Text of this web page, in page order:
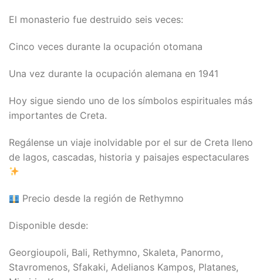
El monasterio fue destruido seis veces:
Cinco veces durante la ocupación otomana
Una vez durante la ocupación alemana en 1941
Hoy sigue siendo uno de los símbolos espirituales más
importantes de Creta.
Regálense un viaje inolvidable por el sur de Creta lleno
de lagos, cascadas, historia y paisajes espectaculares
Precio desde la región de Rethymno
Disponible desde:
Georgioupoli, Bali, Rethymno, Skaleta, Panormo,
Stavromenos, Sfakaki, Adelianos Kampos, Platanes,